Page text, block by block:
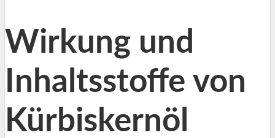
Wirkung und
Inhaltsstoffe von
Kürbiskernöl